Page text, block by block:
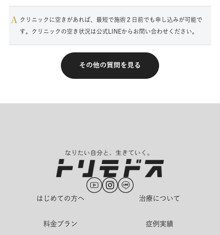
A
クリニックに空きがあれば、最短で施術２日前でも申し込みが可能で
す。クリニックの空き状況は公式LINEからお問い合わせください。
その他の質問を見る
はじめての方へ 治療について
料金プラン 症例実績